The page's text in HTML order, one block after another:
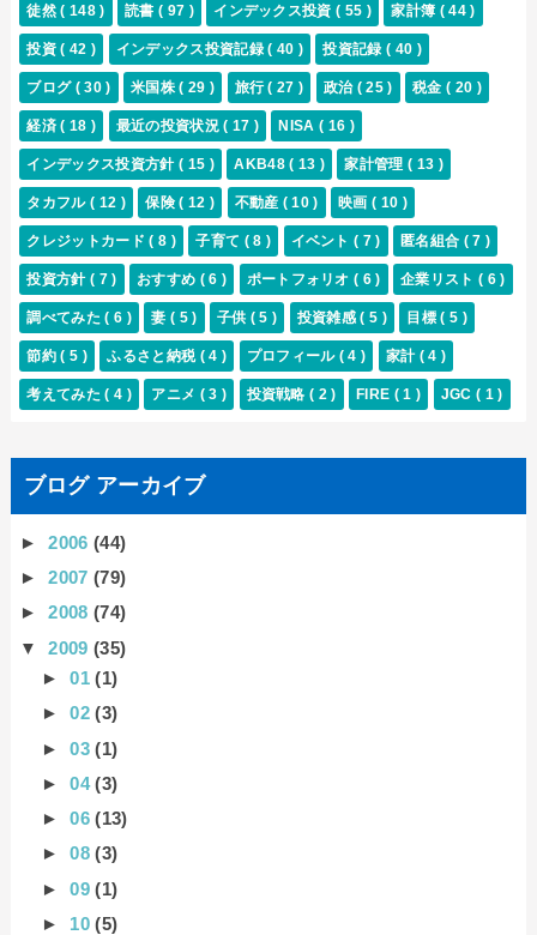
徒然( 148 ) 読書 ( 97 ) インデックス投資( 55 ) 家計簿 ( 44 )
投資( 42 ) インデックス投資記録( 40 ) 投資記録( 40 )
ブログ ( 30 ) 米国株( 29 ) 旅行( 27 ) 政治 ( 25 ) 税金 ( 20 )
経済( 18 ) 最近の投資状況( 17 ) NISA( 16 )
インデックス投資方針 ( 15 ) AKB48( 13 ) 家計管理( 13 )
タカフル( 12 ) 保険( 12 ) 不動産 ( 10 ) 映画( 10 )
クレジットカード( 8 ) 子育て ( 8 ) イベント( 7 ) 匿名組合 ( 7 )
投資方針( 7 ) おすすめ ( 6 ) ポートフォリオ( 6 ) 企業リスト ( 6 )
調べてみた( 6 ) 妻 ( 5 ) 子供 ( 5 ) 投資雑感( 5 ) 目標( 5 )
節約( 5 ) ふるさと納税 ( 4 ) プロフィール ( 4 ) 家計 ( 4 )
考えてみた( 4 ) アニメ ( 3 ) 投資戦略( 2 ) FIRE ( 1 ) JGC ( 1 )
ブログ アーカイブ
►2006(44)
►2007(79)
►2008(74)
▼2009(35)
►01(1)
►02(3)
►03(1)
►04(3)
►06(13)
►08(3)
►09(1)
► 10(5)